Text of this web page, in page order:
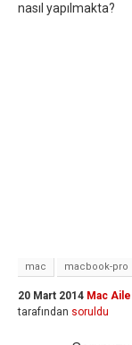
nasıl yapılmakta?
mac macbook-pro
20 Mart 2014 Mac
tarafından soruldu